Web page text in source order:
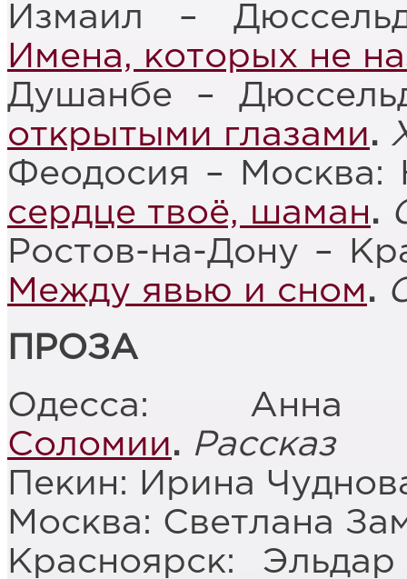
Измаил –
Имена, которых не
Душанбе –
открытыми глазами.
Феодосия – Москва:
сердце твоё, шаман.
Ростов-на-Дону –
Между явью и сном.
ПРОЗА
Одесса: Анна
Соломии. Рассказ
Пекин: Ирина
Москва: Светлана
Красноярск: